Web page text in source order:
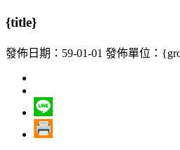
{title}
發佈日期：59-01-01 發佈單位：